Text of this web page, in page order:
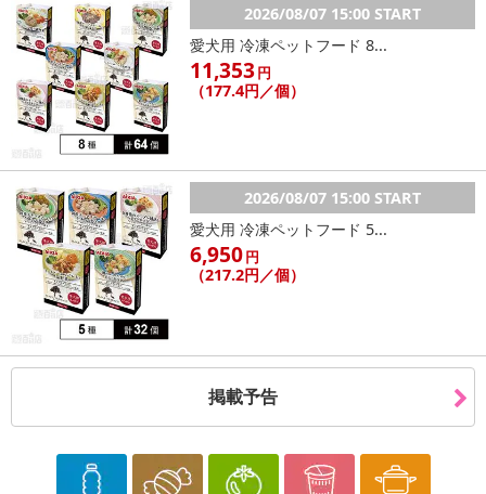
2026/08/07 15:00 START
愛犬用 冷凍ペットフード 8...
11,353円
（177.4円／個）
2026/08/07 15:00 START
愛犬用 冷凍ペットフード 5...
6,950円
（217.2円／個）
掲載予告